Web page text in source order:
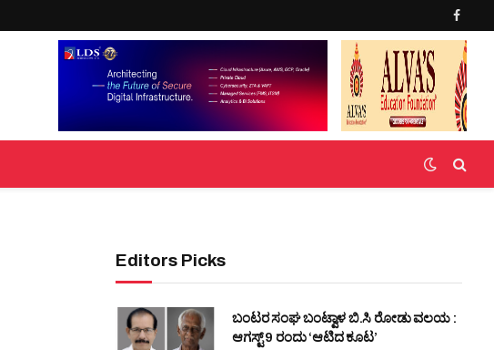
Editors Picks
ಬಂಟರ ಸಂಘ ಬಂಟ್ವಾಳ ಬಿ.ಸಿ ರೋಡು ವಲಯ :
ಆಗಸ್ಟ್ 9 ರಂದು ‘ಆಟಿದ ಕೂಟ’